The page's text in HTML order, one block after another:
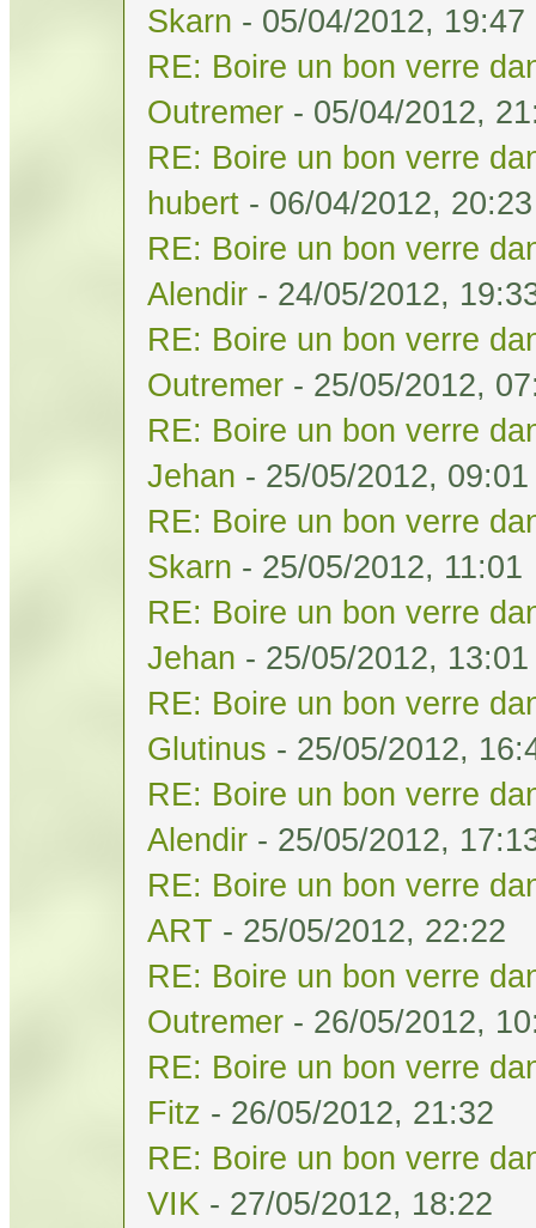
Skarn - 05/04/2012, 19:47
RE: Boire un bon verre
Outremer - 05/04/2012,
RE: Boire un bon verre
hubert - 06/04/2012, 20:23
RE: Boire un bon verre
Alendir - 24/05/2012,
RE: Boire un bon verre
Outremer - 25/05/2012,
RE: Boire un bon verre
Jehan - 25/05/2012, 09:01
RE: Boire un bon verre
Skarn - 25/05/2012, 11:01
RE: Boire un bon verre
Jehan - 25/05/2012, 13:01
RE: Boire un bon verre
Glutinus - 25/05/2012,
RE: Boire un bon verre
Alendir - 25/05/2012,
RE: Boire un bon verre
ART - 25/05/2012, 22:22
RE: Boire un bon verre
Outremer - 26/05/2012,
RE: Boire un bon verre
Fitz - 26/05/2012, 21:32
RE: Boire un bon verre
VIK - 27/05/2012, 18:22